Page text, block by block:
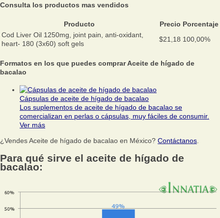
Consulta los productos mas vendidos
Producto Precio Porcentaje
Cod Liver Oil 1250mg, joint pain, anti-oxidant,
heart- 180 (3x60) soft gels
$21,18 100,00%
Formatos en los que puedes comprar Aceite de hígado de
bacalao
Cápsulas de aceite de hígado de bacalao
Los suplementos de aceite de hígado de bacalao se
comercializan en perlas o cápsulas, muy fáciles de consumir.
Ver más
¿Vendes Aceite de hígado de bacalao en México? Contáctanos.
Para qué sirve el aceite de hígado de
bacalao: